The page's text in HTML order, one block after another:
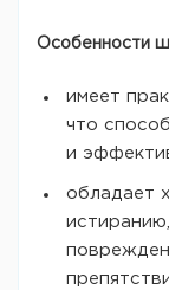
Особенности
имеет
что
и
обладает